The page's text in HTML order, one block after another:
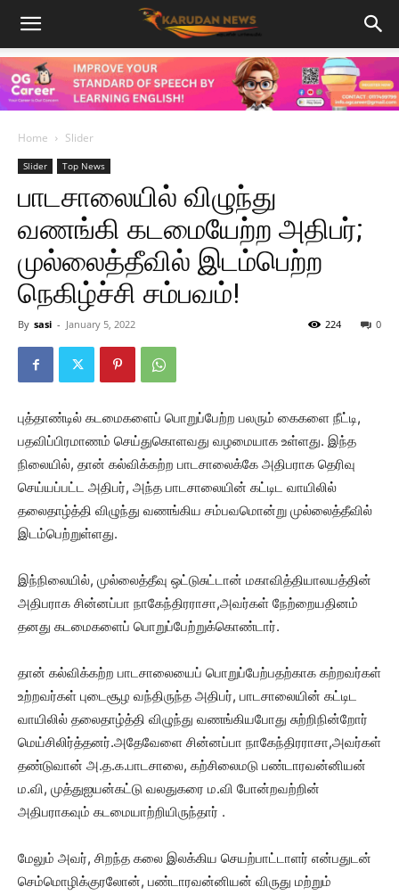
Home Slider
Slider Top News
பாடசாலையில் விழுந்து
வணங்கி கடமையேற்ற அதிபர்;
முல்லைத்தீவில் இடம்பெற்ற
நெகிழ்ச்சி சம்பவம்!
By sasi - January 5, 2022 0
224
புத்தாண்டில் கடமைகளைப் பொறுப்பேற்ற பலரும் கைகளை நீட்டி,
பதவிப்பிரமாணம் செய்துகொளவது வழமையாக உள்ளது. இந்த
நிலையில், தான் கல்விக்கற்ற பாடசாலைக்கே அதிபராக தெரிவு
செய்யப்பட்ட அதிபர், அந்த பாடசாலையின் கட்டிட வாயிலில்
தலைதாழ்த்தி விழுந்து வணங்கிய சம்பவமொன்று முல்லைத்தீவில்
இடம்பெற்றுள்ளது.
இந்நிலையில், முல்லைத்தீவு ஒட்டுசுட்டான் மகாவித்தியாலயத்தின்
அதிபராக சின்னப்பா நாகேந்திரராசா,அவர்கள் நேற்றையதினம்
தனது கடமைகளைப் பொறுப்பேற்றுக்கொண்டார்.
தான் கல்விக்கற்ற பாடசாலையைப் பொறுப்பேற்பதற்காக கற்றவர்கள்
உற்றவர்கள் புடைசூழ வந்திருந்த அதிபர், பாடசாலையின் கட்டிட
வாயிலில் தலைதாழ்த்தி விழுந்து வணங்கியபோது சுற்றிநின்றோர்
மெய்சிலிர்த்தனர்.அதேவேளை சின்னப்பா நாகேந்திரராசா,அவர்கள்
தண்டுவான் அ.த.க.பாடசாலை, கற்சிலைமடு பண்டாரவன்னியன்
ம.வி, முத்துஐயன்கட்டு வலதுகரை ம.வி போன்றவற்றின்
அதிபராகவும் கடமையாற்றியிருந்தார் .
மேலும் அவர், சிறந்த கலை இலக்கிய செயற்பாட்டாளர் என்பதுடன்
செம்மொழிக்குரலோன், பண்டாரவன்னியன் விருது மற்றும்